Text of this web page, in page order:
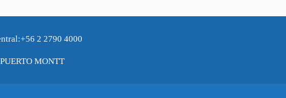
2 2790 4000
MONTT